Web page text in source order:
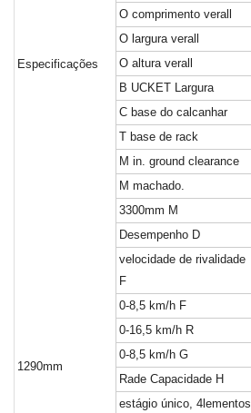
Especificações
O comprimento verall
O largura verall
O altura verall
B UCKET Largura
C base do calcanhar
T base de rack
M in. ground clearance
M machado.
3300mm M
1290mm
Desempenho D
velocidade de rivalidade
F
0-8,5 km/h F
0-16,5 km/h R
0-8,5 km/h G
Rade Capacidade H
estágio único, 4lementos